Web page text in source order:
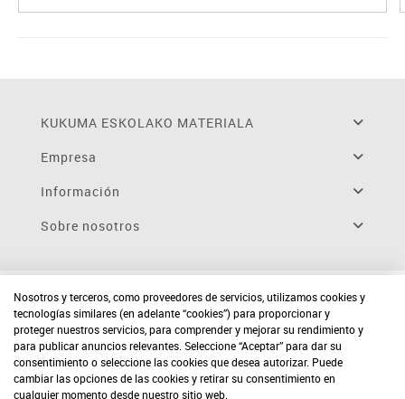
KUKUMA ESKOLAKO MATERIALA
Empresa
Información
Sobre nosotros
Nosotros y terceros, como proveedores de servicios, utilizamos cookies y
tecnologías similares (en adelante “cookies”) para proporcionar y
proteger nuestros servicios, para comprender y mejorar su rendimiento y
para publicar anuncios relevantes. Seleccione “Aceptar” para dar su
consentimiento o seleccione las cookies que desea autorizar. Puede
cambiar las opciones de las cookies y retirar su consentimiento en
cualquier momento desde nuestro sitio web.